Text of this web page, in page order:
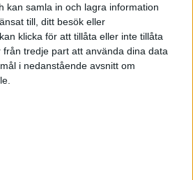
kan samla in och lagra information
till, ditt besök eller
klicka för att tillåta eller inte tillåta
tredje part att använda dina data
i nedanstående avsnitt om
lanserar en version av sin modell